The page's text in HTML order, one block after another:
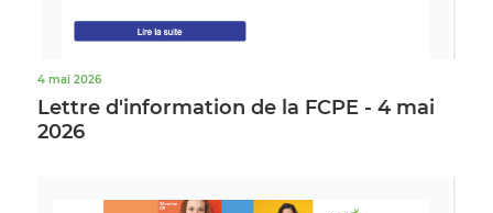
4 mai 2026
Lettre d'information de la FCPE - 4 mai
2026